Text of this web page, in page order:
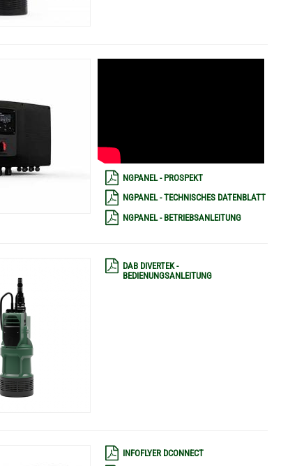
NGPANEL - PROSPEKT
NGPANEL - TECHNISCHES DATENBLATT
NGPANEL - BETRIEBSANLEITUNG
DAB DIVERTEK -
BEDIENUNGSANLEITUNG
INFOFLYER DCONNECT